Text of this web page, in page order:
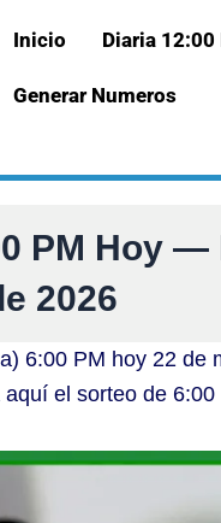
Inicio Diaria 12:00
Generar Numeros
PM Hoy —
2026
6:00 PM hoy 22 de
el sorteo de 6:00